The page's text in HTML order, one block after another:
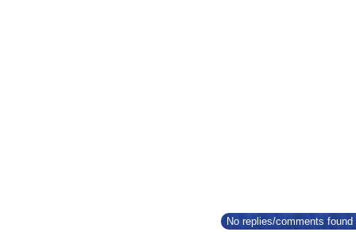
No replies/comments